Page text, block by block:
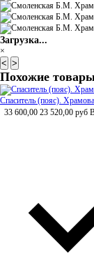
Загрузка...
×
< >
Похожие
Спаситель (пояс).
33 600,00 23 520,00 руб